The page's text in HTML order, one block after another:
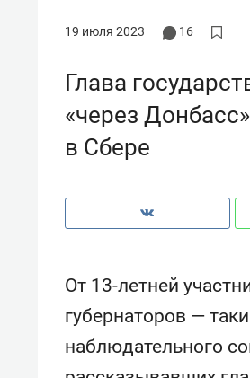
19 июля 2023 16
Глава
«через
в Сбере
От 13-летней
губернаторов —
наблюдательного
Как ГК «МИР ГРУПП»
создают оазис
комфорта под